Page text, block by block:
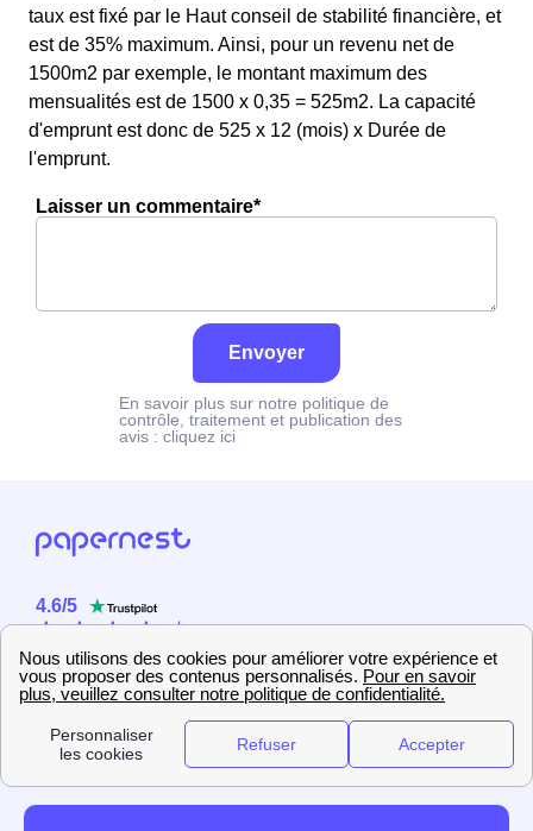
taux est fixé par le Haut conseil de stabilité financière, et
est de 35% maximum. Ainsi, pour un revenu net de
1500m2 par exemple, le montant maximum des
mensualités est de 1500 x 0,35 = 525m2. La capacité
d'emprunt est donc de 525 x 12 (mois) x Durée de
l'emprunt.
Laisser un commentaire*
Envoyer
En savoir plus sur notre politique de
contrôle, traitement et publication des
avis : cliquez ici
4.6/5
2358 utilisateurs